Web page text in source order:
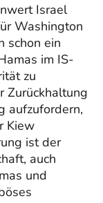
Israel
Washington
schon ein
im IS-
zu
Zurückhaltung
aufzufordern,
Kiew
ist der
auch
und